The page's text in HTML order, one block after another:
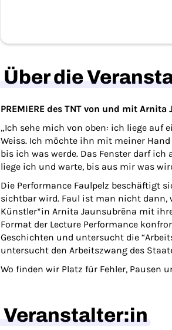
Über die
PREMIERE des TNT von und mit Arnita
„Ich sehe mich von oben: ich liege auf
Weiss. Ich möchte ihn mit meiner
bis ich was werde. Das Fenster darf
liege ich und warte, bis aus mir was
Die Performance Faulpelz beschäftigt
sichtbar wird. Faul ist man nicht dann,
Künstler*in Arnita Jaunsubrēna mit
Format der Lecture Performance
Geschichten und untersucht die
untersucht den Arbeitszwang des
Wo finden wir Platz für Fehler, Pausen
Veranstalter:in